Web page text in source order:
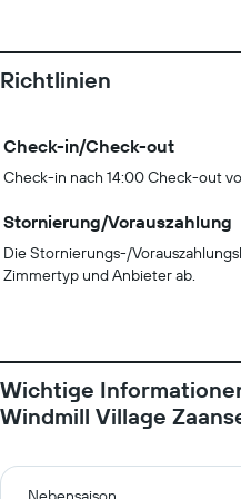
Richtlinien
Check-in/Check-out
Check-in nach 14:00 Check-out
Stornierung/Vorauszahlung
Die Stornierungs-/
Zimmertyp und Anbieter ab.
Wichtige
Windmill Village